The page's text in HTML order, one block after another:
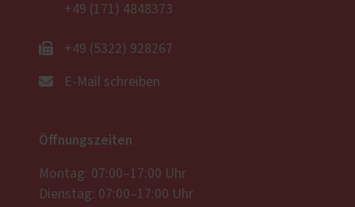
+49 (171) 4848373
+49 (5322) 928267
E-Mail schreiben
Öffnungszeiten
Montag: 07:00–17:00 Uhr
Dienstag: 07:00–17:00 Uhr